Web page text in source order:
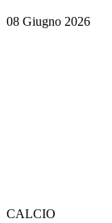
08 Giugno 2026
CALCIO